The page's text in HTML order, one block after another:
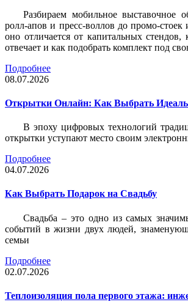
Разбираем мобильное выставочное
ролл-апов и пресс-воллов до промо-
оно отличается от капитальных стендов,
отвечает и как подобрать комплект под
Подробнее
08.07.2026
Открытки Онлайн: Как Выбрать
В эпоху цифровых технологий
открытки уступают место своим
Подробнее
04.07.2026
Как Выбрать Подарок на Свадьбу
Свадьба – это одно из самых
событий в жизни двух людей,
семьи
Подробнее
02.07.2026
Теплоизоляция пола первого этажа: